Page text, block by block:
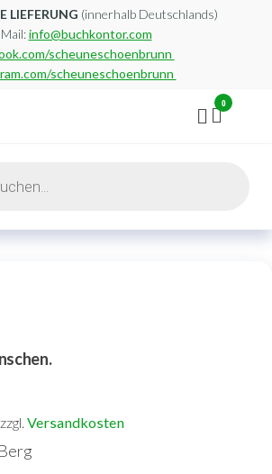
LIEFERUNG (innerhalb Deutschlands)
info@buchkontor.com
scheuneschoenbrunn
scheuneschoenbrunn
0
zzgl. Versandkosten